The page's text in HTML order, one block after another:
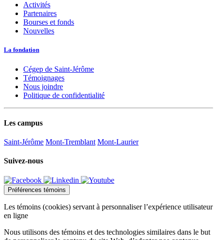
Activités
Partenaires
Bourses et fonds
Nouvelles
La fondation
Cégep de Saint-Jérôme
Témoignages
Nous joindre
Politique de confidentialité
Les campus
Saint-Jérôme Mont-Tremblant Mont-Laurier
Suivez-nous
Préférences témoins
Les témoins (cookies) servant à personnaliser l’expérience utilisateur
en ligne
Nous utilisons des témoins et des technologies similaires dans le but